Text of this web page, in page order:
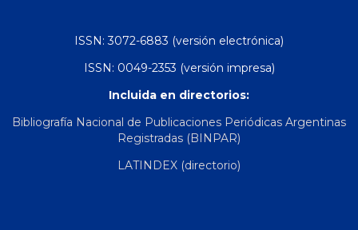
ISSN: 3072-6883 (versión electrónica)
ISSN: 0049-2353 (versión impresa)
Incluida en directorios:
Bibliografía Nacional de Publicaciones Periódicas Argentinas
Registradas (BINPAR)
LATINDEX (directorio)